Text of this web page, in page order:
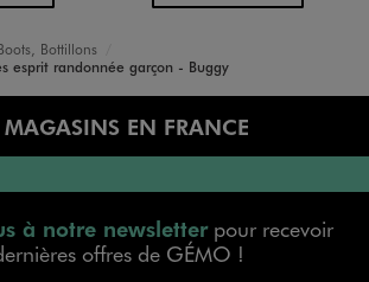
Bottillons
esprit randonnée garçon - Buggy
EN FRANCE
à notre newsletterpour recevoir
offres de GÉMO !